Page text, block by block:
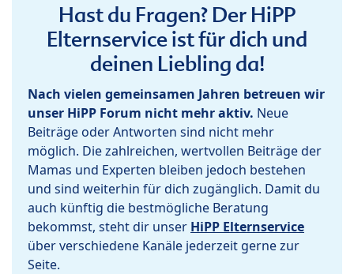
Hast du Fragen? Der HiPP
Elternservice ist für dich und
deinen Liebling da!
Nach vielen gemeinsamen Jahren betreuen wir
unser HiPP Forum nicht mehr aktiv. Neue
Beiträge oder Antworten sind nicht mehr
möglich. Die zahlreichen, wertvollen Beiträge der
Mamas und Experten bleiben jedoch bestehen
und sind weiterhin für dich zugänglich. Damit du
auch künftig die bestmögliche Beratung
bekommst, steht dir unser HiPP Elternservice
über verschiedene Kanäle jederzeit gerne zur
Seite.